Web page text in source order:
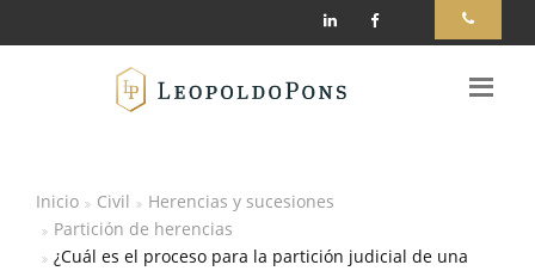
Inicio Civil
Herencias y sucesiones
Partición de herencias
¿Cuál es el proceso para la partición judicial de una